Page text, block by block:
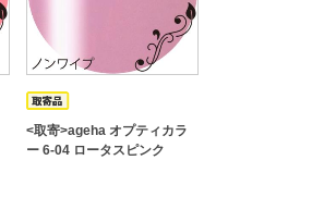
<取寄>ageha オプティカラ
ー 6-04 ロータスピンク